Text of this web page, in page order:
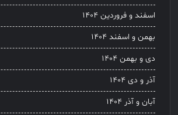
اسفند و فروردین ۱۴۰۴
بهمن و اسفند ۱۴۰۴
دی و بهمن ۱۴۰۴
آذر و دی ۱۴۰۴
آبان و آذر ۱۴۰۴